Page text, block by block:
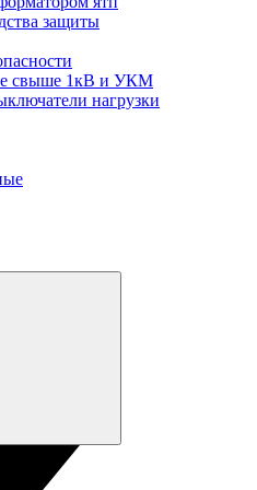
защиты
свыше 1кВ и УКМ
нагрузки